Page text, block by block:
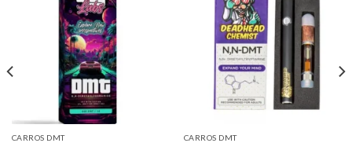
CARROS DMT
Add to
wishlist
CARROS DMT